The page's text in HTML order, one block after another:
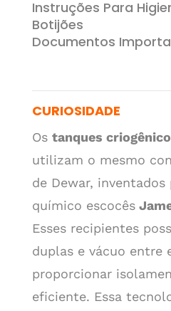
Instruções Para
Botijões
Documentos
CURIOSIDADE
Os tanques
utilizam o mesmo
de Dewar,
químico escocês
Esses recipientes
duplas e vácuo entre
proporcionar
eficiente. Essa